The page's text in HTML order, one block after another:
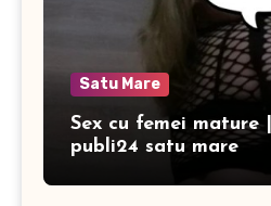
Satu Mare
Sex cu femei mature
publi24 satu mare